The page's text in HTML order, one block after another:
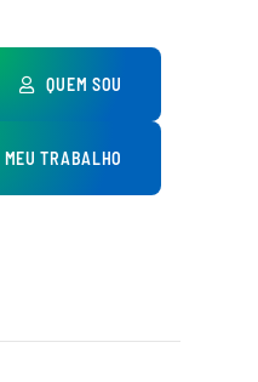
QUEM SOU
MEU TRABALHO